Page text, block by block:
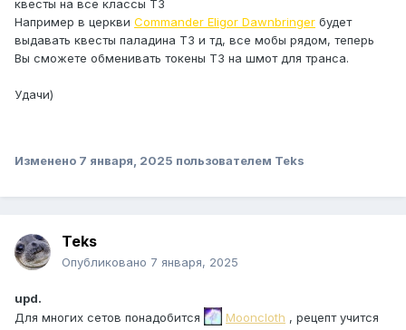
квесты на все классы Т3
Например в церкви Commander Eligor Dawnbringer будет
выдавать квесты паладина Т3 и тд, все мобы рядом, теперь
Вы сможете обменивать токены Т3 на шмот для транса.
Удачи)
Изменено 7 января, 2025 пользователем Teks
Teks
Опубликовано 7 января, 2025
upd.
Для многих сетов понадобится
Mooncloth , рецепт учится